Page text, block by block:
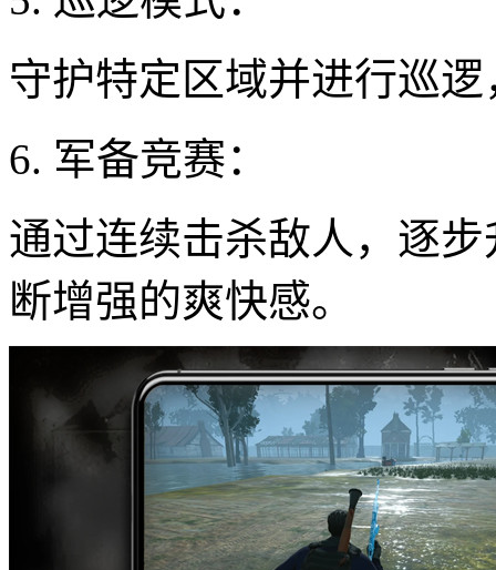
守护特定区域并进行巡
6. 军备竞赛：
通过连续击杀敌人，逐
断增强的爽快感。